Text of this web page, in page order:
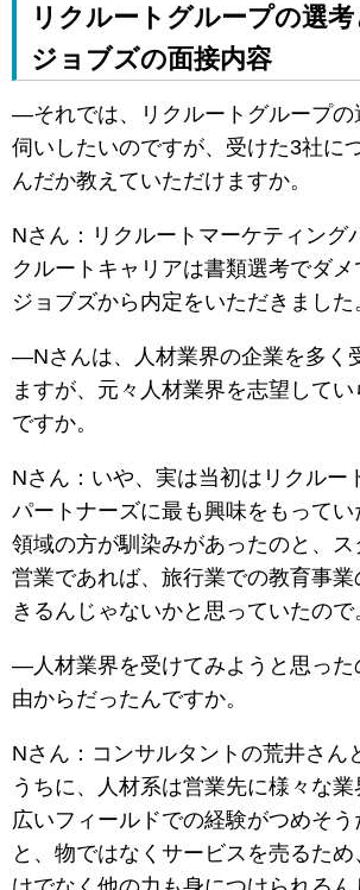
リクルートグループの選
ジョブズの面接内容
―それでは、リクルートグループの
伺いしたいのですが、受けた3社に
んだか教えていただけますか。
Nさん：リクルートマーケティング
クルートキャリアは書類選考でダメ
ジョブズから内定をいただきました
―Nさんは、人材業界の企業を多く
ますが、元々人材業界を志望して
ですか。
Nさん：いや、実は当初はリクルー
パートナーズに最も興味をもって
領域の方が馴染みがあったのと、
営業であれば、旅行業での教育事
きるんじゃないかと思っていたので
―人材業界を受けてみようと思った
由からだったんですか。
Nさん：コンサルタントの荒井さん
うちに、人材系は営業先に様々な業
広いフィールドでの経験がつめそう
と、物ではなくサービスを売るた